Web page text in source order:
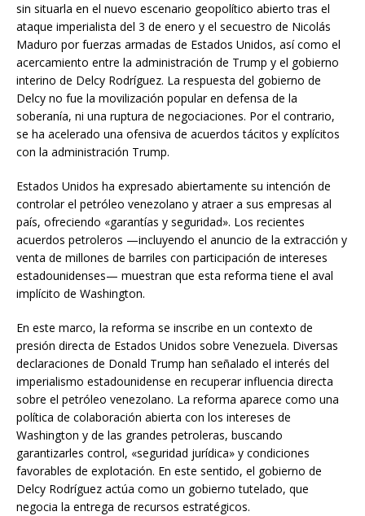
sin situarla en el nuevo escenario geopolítico abierto tras el
ataque imperialista del 3 de enero y el secuestro de Nicolás
Maduro por fuerzas armadas de Estados Unidos, así como el
acercamiento entre la administración de Trump y el gobierno
interino de Delcy Rodríguez. La respuesta del gobierno de
Delcy no fue la movilización popular en defensa de la
soberanía, ni una ruptura de negociaciones. Por el contrario,
se ha acelerado una ofensiva de acuerdos tácitos y explícitos
con la administración Trump.
Estados Unidos ha expresado abiertamente su intención de
controlar el petróleo venezolano y atraer a sus empresas al
país, ofreciendo «garantías y seguridad». Los recientes
acuerdos petroleros —incluyendo el anuncio de la extracción y
venta de millones de barriles con participación de intereses
estadounidenses— muestran que esta reforma tiene el aval
implícito de Washington.
En este marco, la reforma se inscribe en un contexto de
presión directa de Estados Unidos sobre Venezuela. Diversas
declaraciones de Donald Trump han señalado el interés del
imperialismo estadounidense en recuperar influencia directa
sobre el petróleo venezolano. La reforma aparece como una
política de colaboración abierta con los intereses de
Washington y de las grandes petroleras, buscando
garantizarles control, «seguridad jurídica» y condiciones
favorables de explotación. En este sentido, el gobierno de
Delcy Rodríguez actúa como un gobierno tutelado, que
negocia la entrega de recursos estratégicos.